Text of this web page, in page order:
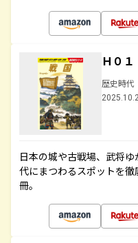
Ｈ０
歴史時代
日本の城や古戦場、武将
代にまつわるスポットを
冊。